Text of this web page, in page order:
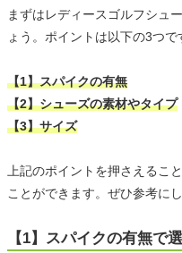
まずはレディースゴルフシュ
ょう。ポイントは以下の3つで
【1】スパイクの有無
【2】シューズの素材やタイプ
【3】サイズ
上記のポイントを押さえるこ
ことができます。ぜひ参考に
【1】スパイクの有無で